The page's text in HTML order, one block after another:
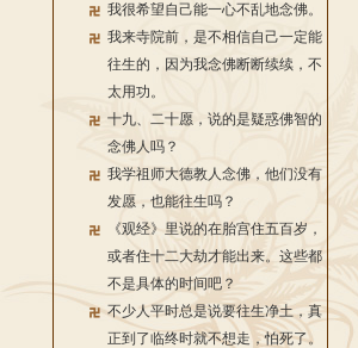
我很希望自己能一心不乱地念佛。
我来寺院前，是不相信自己一定能
往生的，因为我念佛断断续续，不
太用功。
十九、二十愿，说的是疑惑佛智的
念佛人吗？
我学祖师大德教人念佛，他们没有
发愿，也能往生吗？
《观经》里说的在胎宫住五百岁，
或者住十二大劫才能出来。这些都
不是具体的时间吧？
不少人平时总是说要往生净土，真
正到了临终时就不想走，怕死了。